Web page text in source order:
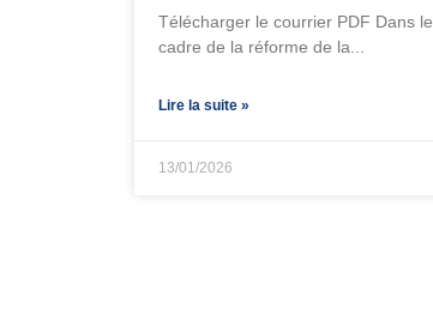
Télécharger le courrier PDF Dans le
cadre de la réforme de la
Lire la suite »
13/01/2026